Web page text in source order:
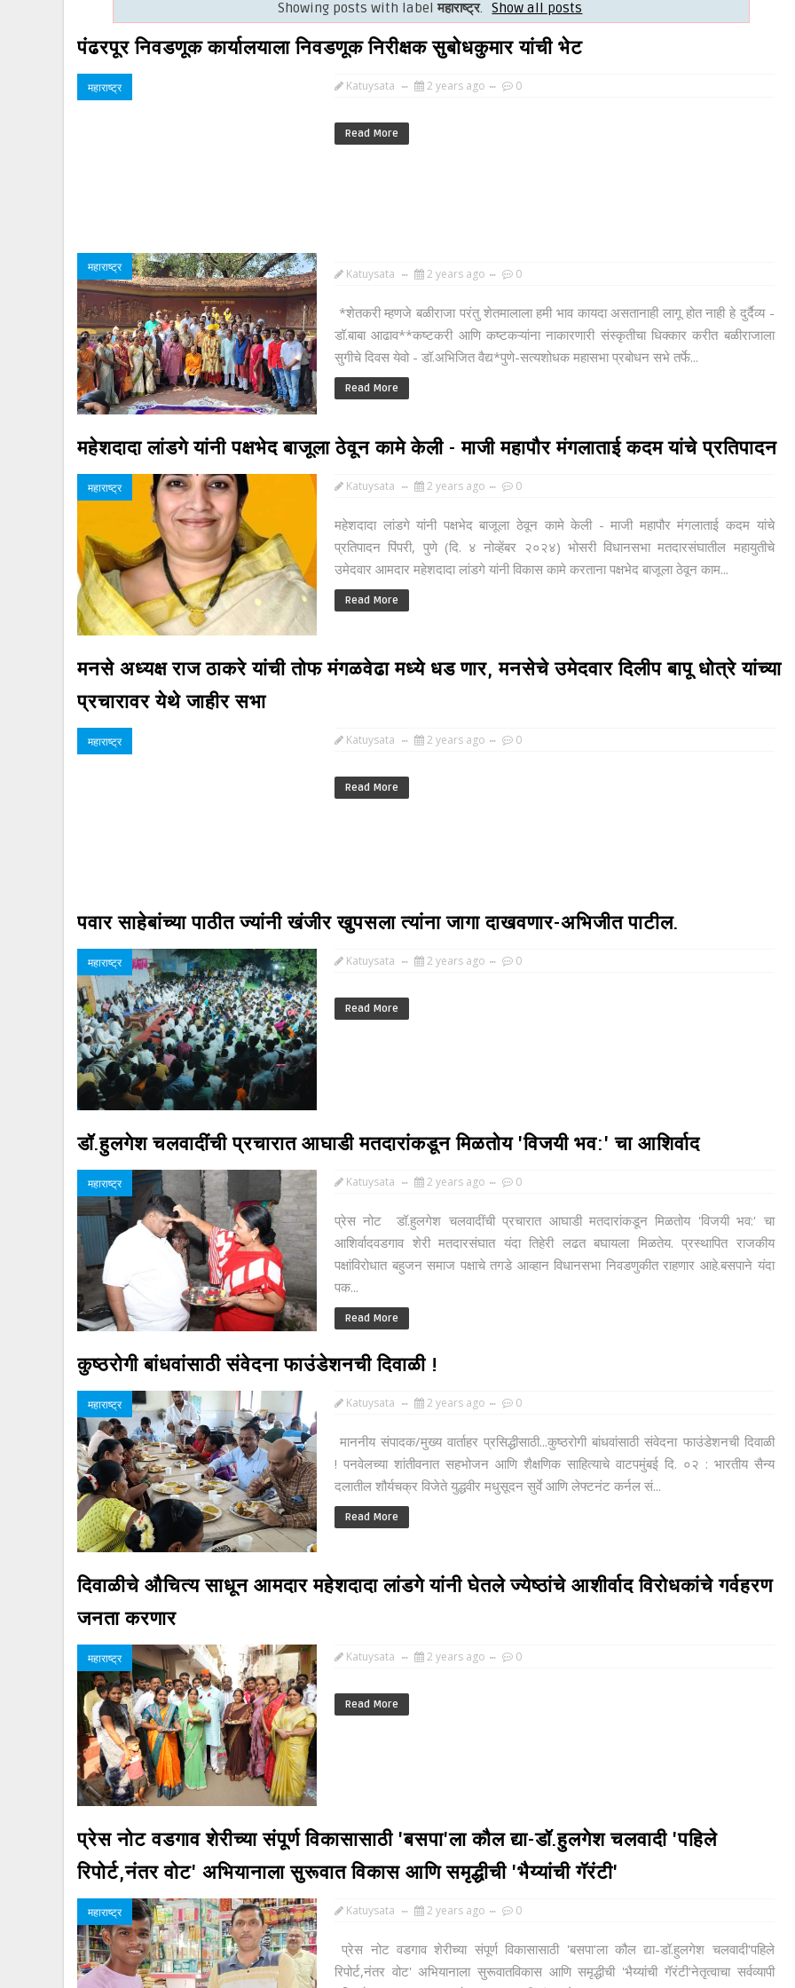
Showing posts with labelमहाराष्ट्र. Show all posts
पंढरपूर निवडणूक कार्यालयाला निवडणूक निरीक्षक सुबोधकुमार यांची भेट
महाराष्ट्र Katuysata 2 years ago 0
Read More
महाराष्ट्र Katuysata 2 years ago 0
*शेतकरी म्हणजे बळीराजा परंतु शेतमालाला हमी भाव कायदा असतानाही लागू होत नाही हे दुर्दैव्य -
डॉ.बाबा आढाव**कष्टकरी आणि कष्टकऱ्यांना नाकारणारी संस्कृतीचा धिक्कार करीत बळीराजाला
सुगीचे दिवस येवो - डॉ.अभिजित वैद्य*पुणे-सत्यशोधक महासभा प्रबोधन सभे तर्फे...
Read More
महेशदादा लांडगे यांनी पक्षभेद बाजूला ठेवून कामे केली - माजी महापौर मंगलाताई कदम यांचे प्रतिपादन
महाराष्ट्र Katuysata 2 years ago 0
महेशदादा लांडगे यांनी पक्षभेद बाजूला ठेवून कामे केली - माजी महापौर मंगलाताई कदम यांचे
प्रतिपादन पिंपरी, पुणे (दि. ४ नोव्हेंबर २०२४) भोसरी विधानसभा मतदारसंघातील महायुतीचे
उमेदवार आमदार महेशदादा लांडगे यांनी विकास कामे करताना पक्षभेद बाजूला ठेवून काम...
Read More
मनसे अध्यक्ष राज ठाकरे यांची तोफ मंगळवेढा मध्ये धड णार, मनसेचे उमेदवार दिलीप बापू धोत्रे यांच्या
प्रचारावर येथे जाहीर सभा
महाराष्ट्र Katuysata 2 years ago 0
Read More
पवार साहेबांच्या पाठीत ज्यांनी खंजीर खुपसला त्यांना जागा दाखवणार-अभिजीत पाटील.
महाराष्ट्र Katuysata 2 years ago 0
Read More
डॉ.हुलगेश चलवादींची प्रचारात आघाडी मतदारांकडून मिळतोय 'विजयी भव:' चा आशिर्वाद
महाराष्ट्र Katuysata 2 years ago 0
प्रेस नोट डॉ.हुलगेश चलवादींची प्रचारात आघाडी मतदारांकडून मिळतोय 'विजयी भव:' चा
आशिर्वादवडगाव शेरी मतदारसंघात यंदा तिहेरी लढत बघायला मिळतेय. प्रस्थापित राजकीय
पक्षांविरोधात बहुजन समाज पक्षाचे तगडे आव्हान विधानसभा निवडणुकीत राहणार आहे.बसपाने यंदा
पक...
Read More
कुष्ठरोगी बांधवांसाठी संवेदना फाउंडेशनची दिवाळी !
महाराष्ट्र Katuysata 2 years ago 0
माननीय संपादक/मुख्य वार्ताहर प्रसिद्धीसाठी...कुष्ठरोगी बांधवांसाठी संवेदना फाउंडेशनची दिवाळी
! पनवेलच्या शांतीवनात सहभोजन आणि शैक्षणिक साहित्याचे वाटपमुंबई दि. ०२ : भारतीय सैन्य
दलातील शौर्यचक्र विजेते युद्धवीर मधुसूदन सुर्वे आणि लेफ्टनंट कर्नल सं...
Read More
दिवाळीचे औचित्य साधून आमदार महेशदादा लांडगे यांनी घेतले ज्येष्ठांचे आशीर्वाद विरोधकांचे गर्वहरण
जनता करणार
महाराष्ट्र Katuysata 2 years ago 0
Read More
प्रेस नोट वडगाव शेरीच्या संपूर्ण विकासासाठी 'बसपा'ला कौल द्या-डॉ.हुलगेश चलवादी 'पहिले
रिपोर्ट,नंतर वोट' अभियानाला सुरूवात विकास आणि समृद्धीची 'भैय्यांची गॅरंटी'
महाराष्ट्र Katuysata 2 years ago 0
प्रेस नोट वडगाव शेरीच्या संपूर्ण विकासासाठी 'बसपा'ला कौल द्या-डॉ.हुलगेश चलवादी'पहिले
रिपोर्ट,नंतर वोट' अभियानाला सुरूवातविकास आणि समृद्धीची 'भैय्यांची गॅरंटी'नेतृत्वाचा सर्वव्यापी